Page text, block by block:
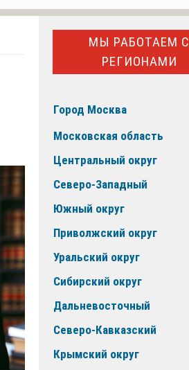
МЫ РАБОТАЕМ С
РЕГИОНАМИ
Город Москва
Московская область
Центральный округ
Северо-Западный
Южный округ
Приволжский округ
Уральский округ
Сибирский округ
Дальневосточный
Северо-Кавказский
Крымский округ